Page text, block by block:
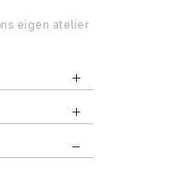
eigen atelier